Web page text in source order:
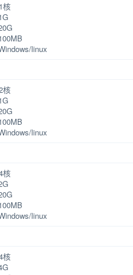
核
linux
核
linux
核
linux
核